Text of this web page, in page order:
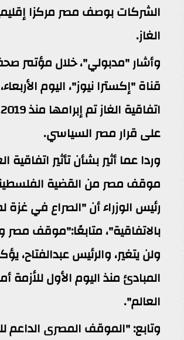
الشركات بوصف مصر مركزا
الغاز.
وأشار "مدبولي"، خلال مؤتمر
قناة "إكسترا نيوز"، اليوم
على قرار مصر السياسي.
وردا عما أثير بشأن تأثير اتفاقية
موقف مصر من القضية
رئيس الوزراء أن "الصراع في غزة
بالاتفاقية"، متابعًا:"موقف
ولن يتغير، والرئيس عبدالفتاح،
المبادئ منذ اليوم الأول للأزمة
العالم".
وتابع: "الموقف المصرى الداعم